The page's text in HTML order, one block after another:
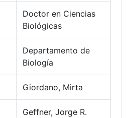
Doctor en Ciencias
Biológicas
Departamento de
Biología
Giordano, Mirta
Geffner, Jorge R.